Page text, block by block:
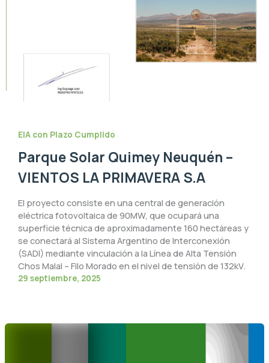
EIA con Plazo Cumplido
Parque Solar Quimey Neuquén –
VIENTOS LA PRIMAVERA S.A
El proyecto consiste en una central de generación
eléctrica fotovoltaica de 90MW, que ocupará una
superficie técnica de aproximadamente 160 hectáreas y
se conectará al Sistema Argentino de Interconexión
(SADI) mediante vinculación a la Línea de Alta Tensión
Chos Malal – Filo Morado en el nivel de tensión de 132kV.
29 septiembre, 2025